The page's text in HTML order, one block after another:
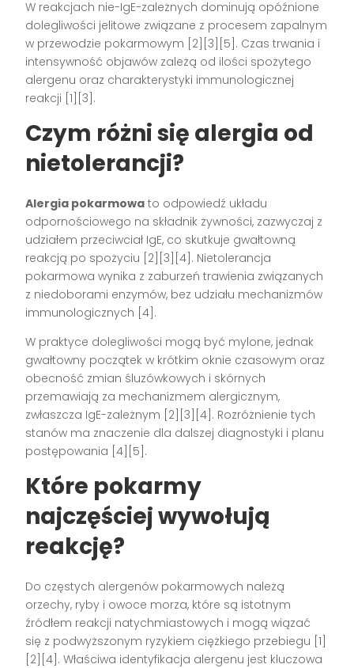
W reakcjach nie-IgE-zależnych dominują opóźnione
dolegliwości jelitowe związane z procesem zapalnym
w przewodzie pokarmowym [2][3][5]. Czas trwania i
intensywność objawów zależą od ilości spożytego
alergenu oraz charakterystyki immunologicznej
reakcji [1][3].
Czym różni się alergia od
nietolerancji?
Alergia pokarmowa to odpowiedź układu
odpornościowego na składnik żywności, zazwyczaj z
udziałem przeciwciał IgE, co skutkuje gwałtowną
reakcją po spożyciu [2][3][4]. Nietolerancja
pokarmowa wynika z zaburzeń trawienia związanych
z niedoborami enzymów, bez udziału mechanizmów
immunologicznych [4].
W praktyce dolegliwości mogą być mylone, jednak
gwałtowny początek w krótkim oknie czasowym oraz
obecność zmian śluzówkowych i skórnych
przemawiają za mechanizmem alergicznym,
zwłaszcza IgE-zależnym [2][3][4]. Rozróżnienie tych
stanów ma znaczenie dla dalszej diagnostyki i planu
postępowania [4][5].
Które pokarmy
najczęściej wywołują
reakcję?
Do częstych alergenów pokarmowych należą
orzechy, ryby i owoce morza, które są istotnym
źródłem reakcji natychmiastowych i mogą wiązać
się z podwyższonym ryzykiem ciężkiego przebiegu [1]
[2][4]. Właściwa identyfikacja alergenu jest kluczowa